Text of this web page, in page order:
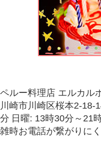
ペルー料理店 エルカル
川崎市川崎区桜本2-18-
分 日曜: 13時30分～21
雑時お電話が繋がりに